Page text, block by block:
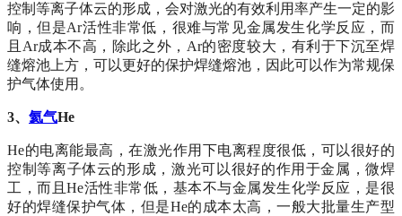
控制等离子体云的形成，会对激光的有效利用率产生一定的影
响，但是Ar活性非常低，很难与常见金属发生化学反应，而
且Ar成本不高，除此之外，Ar的密度较大，有利于下沉至焊
缝熔池上方，可以更好的保护焊缝熔池，因此可以作为常规保
护气体使用。
3、 氦气He
He的电离能最高，在激光作用下电离程度很低，可以很好的
控制等离子体云的形成，激光可以很好的作用于金属，微焊
工，而且He活性非常低，基本不与金属发生化学反应，是很
好的焊缝保护气体，但是He的成本太高，一般大批量生产型